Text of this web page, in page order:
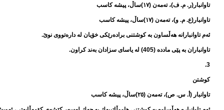
تاوانبار(ر. م. ف)، تەمەن (١٧)ساڵ، پیشە كاسب
تاوانبار(ع. م. و)، تەمەن (١٧)ساڵ، پیشە كاسب
ئەم تاوانبارانە هەڵساون بە كوشتنی برادەرێكی خۆیان لە دارەتووی نوێ.
تاوانباران بە پێی ماددە (405) لە یاسای سزادان بەند كراون.
3.
كوشتن
تاوانبار (أ. س. ص)، تەمەن (٢٥)ساڵ، پیشە كاسب